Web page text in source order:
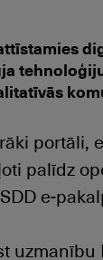
portāli,
palīdz
e-